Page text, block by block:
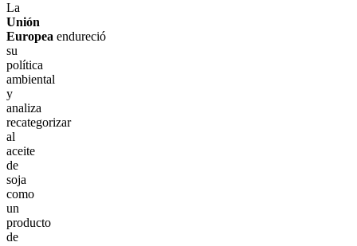
La
Unión
Europea endureció
su
política
ambiental
y
analiza
recategorizar
al
aceite
de
soja
como
un
producto
de